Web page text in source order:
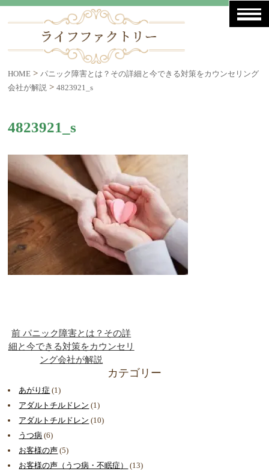
HOME >パニック障害とは？その詳細と今できる対策をカウンセリング
会社が解説 >4823921_s
4823921_s
前 パニック障害とは？その詳
細と今できる対策をカウンセリ
ング会社が解説
カテゴリー
あがり症 (1)
アダルトチルドレン (1)
アダルトチルドレン (10)
うつ病 (6)
お客様の声 (5)
お客様の声（うつ病・不眠症）
(13)